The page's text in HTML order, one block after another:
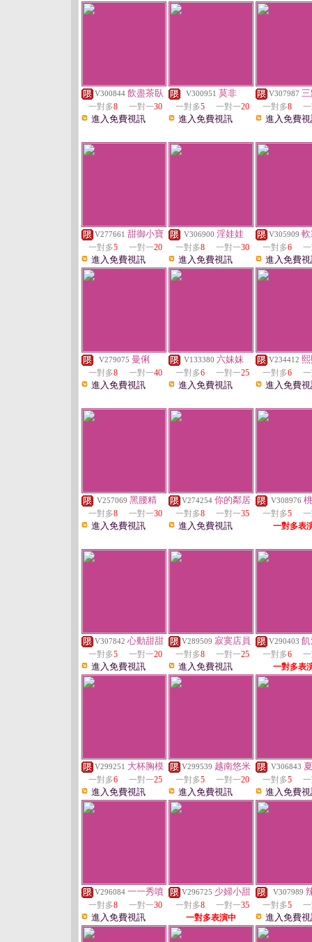
V300844 飲盡茶臥
一對多8 一對一30
進入免費視訊
V300951 莫非
一對多5 一對一20
進入免費視訊
V307987
一對多8
進入免費
V277661 甜御小寶
一對多5 一對一20
進入免費視訊
V306900 淫娃娃
一對多8 一對一30
進入免費視訊
V305909
一對多6
進入免費
V279075 曼俐
一對多8 一對一40
進入免費視訊
V133380 六妹妹
一對多6 一對一25
進入免費視訊
V234412
一對多6
進入免費
V257069 黑腰精
一對多8 一對一30
進入免費視訊
V274254 你的鄰居
一對多8 一對一35
進入免費視訊
V308976
一對多5
一對多表
V307842 心動甜甜
一對多5 一對一20
進入免費視訊
V289509 寂寞店員
一對多8 一對一25
進入免費視訊
V290403
一對多6
一對多表
V299251 大杯胸模
一對多6 一對一25
進入免費視訊
V299539 越南悠米
一對多5 一對一20
進入免費視訊
V306843
一對多5
進入免費
V296084 一一秀噴
一對多8 一對一30
進入免費視訊
V296725 少婦小甜
一對多8 一對一35
一對多表演中
V307989
一對多5
進入免費